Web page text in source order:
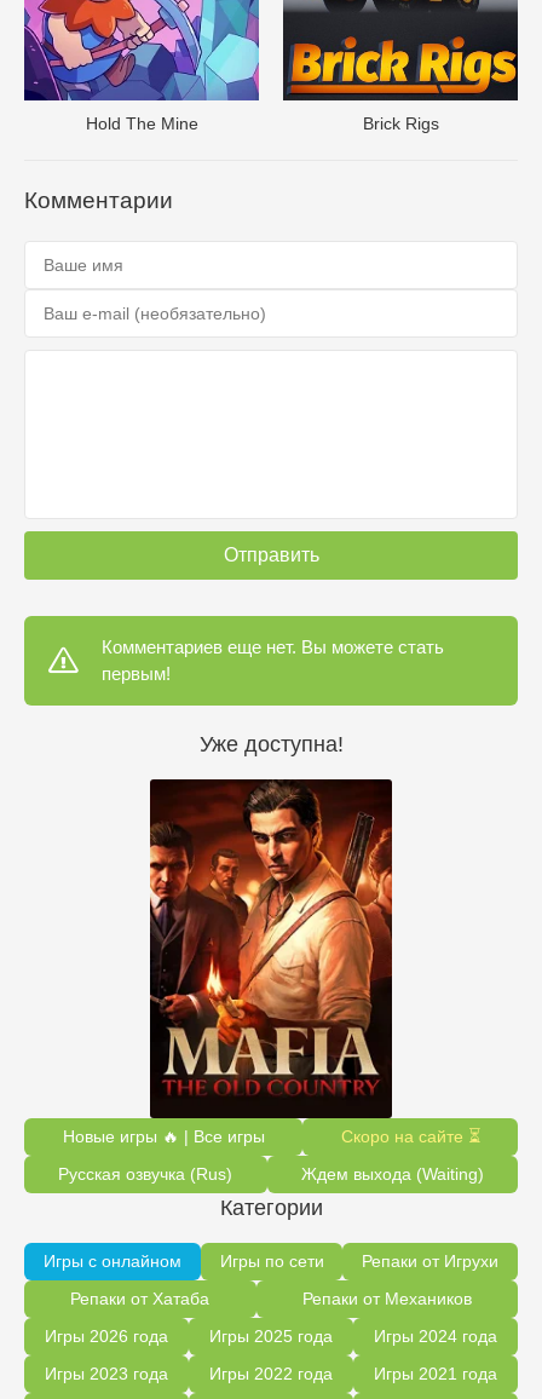
Hold The Mine Brick Rigs
Комментарии
Отправить
Комментариев еще нет. Вы можете стать
первым!
Уже доступна!
Новые игры 🔥 | Все игры
Скоро на сайте ⏳
Русская озвучка (Rus)
Ждем выхода (Waiting)
Категории
Игры с онлайном Игры по сети
Репаки от Игрухи
Репаки от Хатаба
Репаки от Механиков
Игры 2026 года
Игры 2025 года
Игры 2024 года
Игры 2023 года
Игры 2022 года
Игры 2021 года